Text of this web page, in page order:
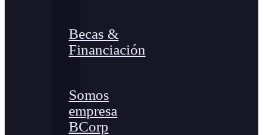
Becas &
Financiación
Somos
empresa
BCorp